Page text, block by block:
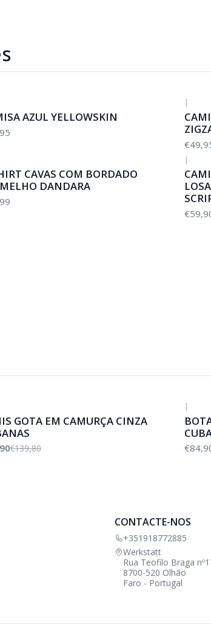
AZUL YELLOWSKIN
|
CAVAS COM BORDADO
DANDARA
|
GOTA EM CAMURÇA CINZA
€139,80
|
CONTACTE-NOS
+351918772885
Werkstatt
Rua Teofilo Braga
8700-520 Olhão
Faro - Portugal